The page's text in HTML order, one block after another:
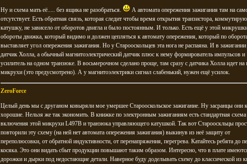
Ну и схема мать её..... без ящика не разобраться.
А автомата опережения зажигания там на
отсутствует. Есть обратная связь, которая следит чтобы время открытия транзистора,
катушку, не зависело от оборотов двигла и было постоянным. И только. Есть ещё у этой
обороты движка, который видимо и должен цепляться к автомату опережения, который по
выставляет угол опережения зажигания. Но у Старооскольцев эта нога не распаяна. И в зажигании
датчик Холла, а обычный магнитоэлектрический датчик плюс к нему формирователь импульсов и
усилитель на одном транзюке. В восьмерочном сделано проще, там сразу с датчика Холла идет на
микрухи (это предусмотрено). А у магнитоэлектрики сигнал слабенький, нужен ещё усилок.
ZeroForce
Целый день мы с друганом ковыряли мое умершее Старооскольское зажигание. Ну засранцы они
хорошие. Нельзя же так экономить. В книжке по электронным зажиганиям есть стандартная схема
включения этой микрухи L497B и транзюка управляющего катушкой. Так вот Старооскльцы
повторили эту схему (на ней нет автомата опережения зажигания) выкинув из неё защиту от
переполюсовки, от обратной индуктивности, от перенапряжения, перегрева. Катайтесь ребята до
косяка. Это они видать сбыт продукции повышают таким образом. Интересно, что в плате
дорожки и дырки под недостающие детали. Наверное буду доделывать схему до классической из